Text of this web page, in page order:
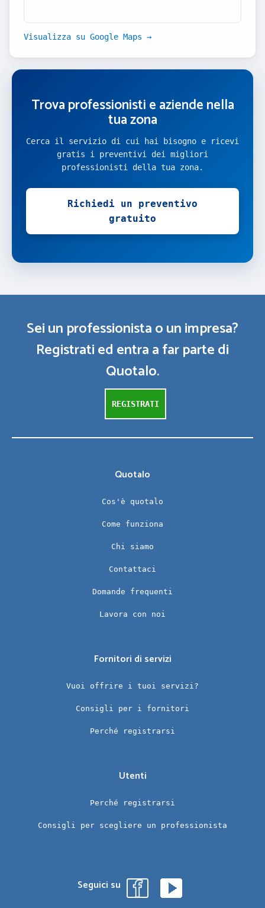
Visualizza su Google Maps →
Trova professionisti e aziende nella
tua zona
Cerca il servizio di cui hai bisogno e ricevi
gratis i preventivi dei migliori
professionisti della tua zona.
Richiedi un preventivo
gratuito
Sei un professionista o un impresa?
Registrati ed entra a far parte di
Quotalo.
REGISTRATI
Quotalo
Cos'è quotalo
Come funziona
Chi siamo
Contattaci
Domande frequenti
Lavora con noi
Fornitori di servizi
Vuoi offrire i tuoi servizi?
Consigli per i fornitori
Perché registrarsi
Utenti
Perché registrarsi
Consigli per scegliere un professionista
Seguici su